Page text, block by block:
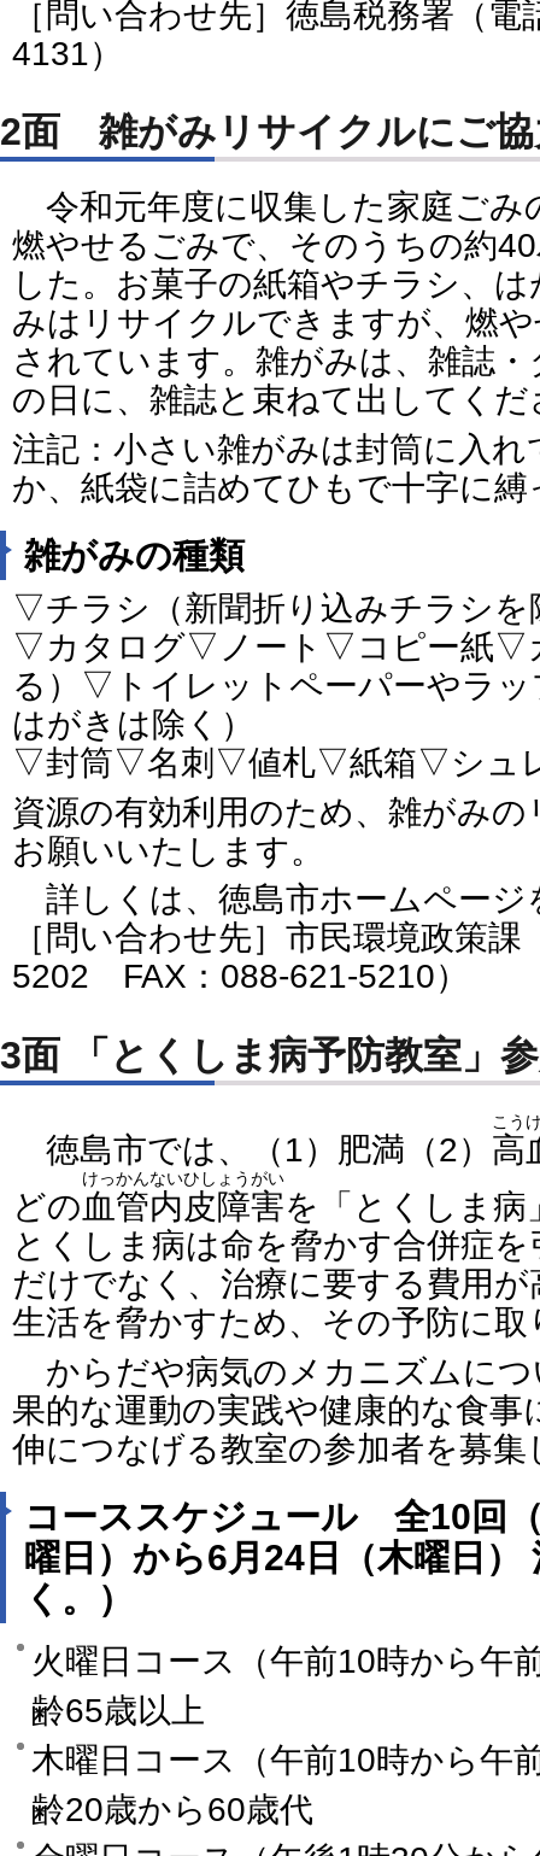
［問い合わせ先］徳島税務署（
4131）
2面 雑がみリサイクルにご協
令和元年度に収集した家庭ごみ
燃やせるごみで、そのうちの約
した。お菓子の紙箱やチラシ、
みはリサイクルできますが、燃
されています。雑がみは、雑誌
の日に、雑誌と束ねて出してくだ
注記：小さい雑がみは封筒に入
か、紙袋に詰めてひもで十字に
雑がみの種類
▽チラシ（新聞折り込みチラシ
▽カタログ▽ノート▽コピー紙▽
る）▽トイレットペーパーやラ
はがきは除く）
▽封筒▽名刺▽値札▽紙箱▽シュ
資源の有効利用のため、雑がみ
お願いいたします。
詳しくは、徳島市ホームページ
［問い合わせ先］市民環境政策
5202 FAX：088-621-5210）
3面 「とくしま病予防教室」
徳島市では、（1）肥満（2） 高
こう
どの血管内皮障害
けっかんないひしょうがい
を「とくしま
とくしま病は命を脅かす合併症
だけでなく、治療に要する費用
生活を脅かすため、その予防に
からだや病気のメカニズムにつ
果的な運動の実践や健康的な食事
伸につなげる教室の参加者を募集
コーススケジュール 全10回
曜日）から6月24日（木曜日）
く。）
火曜日コース（午前10時から午
齢65歳以上
木曜日コース（午前10時から午
齢20歳から60歳代